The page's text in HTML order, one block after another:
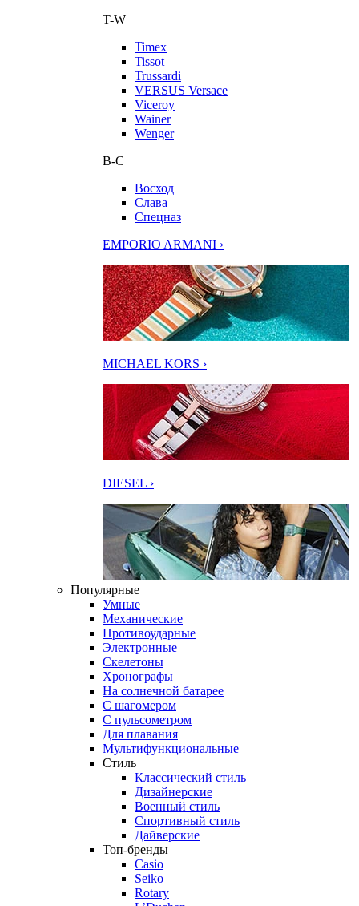
T-W
Timex
Tissot
Trussardi
VERSUS Versace
Viceroy
Wainer
Wenger
В-С
Восход
Слава
Спецназ
EMPORIO ARMANI ›
MICHAEL KORS ›
DIESEL ›
Популярные
Умные
Механические
Противоударные
Электронные
Скелетоны
Хронографы
На солнечной батарее
С шагомером
С пульсометром
Для плавания
Мультифункциональные
Стиль
Классический стиль
Дизайнерские
Военный стиль
Спортивный стиль
Дайверские
Топ-бренды
Casio
Seiko
Rotary